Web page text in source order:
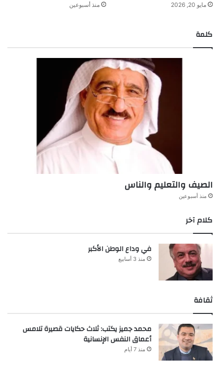
مايو 20, 2026 منذ أسبوعين
كلمة
الصيف والتعليم والناس
منذ أسبوعين
كلام آخر
في وداع الوطن الأكبر
منذ 3 أسابيع
ثقافة
محمد جميز يكتب: ثلاث حكايات قصيرة تلامس
أعماق النفس الإنسانية
منذ 7 أيام